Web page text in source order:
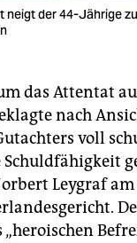
neigt der 44-Jährige zu
um das Attentat
nach
voll
Leygraf
„heroischen